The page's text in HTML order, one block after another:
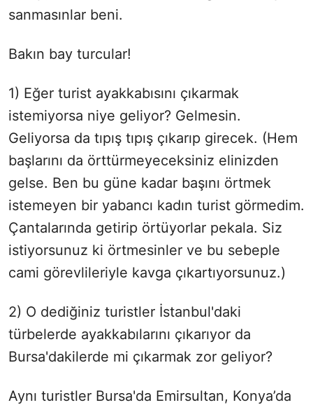
sanmasınlar beni.
Bakın bay turcular!
1) Eğer turist ayakkabısını çıkarmak
istemiyorsa niye geliyor? Gelmesin.
Geliyorsa da tıpış tıpış çıkarıp girecek. (Hem
başlarını da örttürmeyeceksiniz elinizden
gelse. Ben bu güne kadar başını örtmek
istemeyen bir yabancı kadın turist görmedim.
Çantalarında getirip örtüyorlar pekala. Siz
istiyorsunuz ki örtmesinler ve bu sebeple
cami görevlileriyle kavga çıkartıyorsunuz.)
2) O dediğiniz turistler İstanbul'daki
türbelerde ayakkabılarını çıkarıyor da
Bursa'dakilerde mi çıkarmak zor geliyor?
Aynı turistler Bursa'da Emirsultan, Konya’da